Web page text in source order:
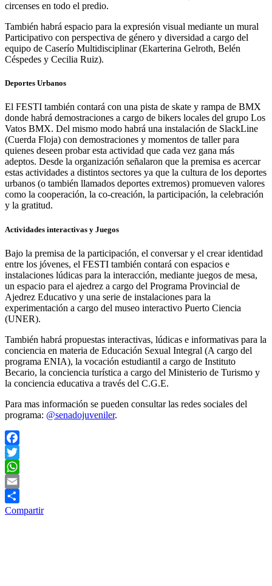
circenses en todo el predio.
También habrá espacio para la expresión visual mediante un mural
Participativo con perspectiva de género y diversidad a cargo del
equipo de Caserío Multidisciplinar (Ekarterina Gelroth, Belén
Céspedes y Cecilia Ruiz).
Deportes Urbanos
El FESTI también contará con una pista de skate y rampa de BMX
donde habrá demostraciones a cargo de bikers locales del grupo Los
Vatos BMX. Del mismo modo habrá una instalación de SlackLine
(Cuerda Floja) con demostraciones y momentos de taller para
quienes deseen probar esta actividad que cada vez gana más
adeptos. Desde la organización señalaron que la premisa es acercar
estas actividades a distintos sectores ya que la cultura de los deportes
urbanos (o también llamados deportes extremos) promueven valores
como la cooperación, la co-creación, la participación, la celebración
y la gratitud.
Actividades interactivas y Juegos
Bajo la premisa de la participación, el conversar y el crear identidad
entre los jóvenes, el FESTI también contará con espacios e
instalaciones lúdicas para la interacción, mediante juegos de mesa,
un espacio para el ajedrez a cargo del Programa Provincial de
Ajedrez Educativo y una serie de instalaciones para la
experimentación a cargo del museo interactivo Puerto Ciencia
(UNER).
También habrá propuestas interactivas, lúdicas e informativas para la
conciencia en materia de Educación Sexual Integral (A cargo del
programa ENIA), la vocación estudiantil a cargo de Instituto
Becario, la conciencia turística a cargo del Ministerio de Turismo y
la conciencia educativa a través del C.G.E.
Para mas información se pueden consultar las redes sociales del
programa: @senadojuveniler.
Facebook
Twitter
WhatsApp
Email
Compartir